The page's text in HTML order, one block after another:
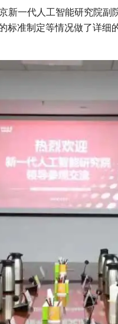
新一代人工智能研究院副
标准制定等情况做了详细